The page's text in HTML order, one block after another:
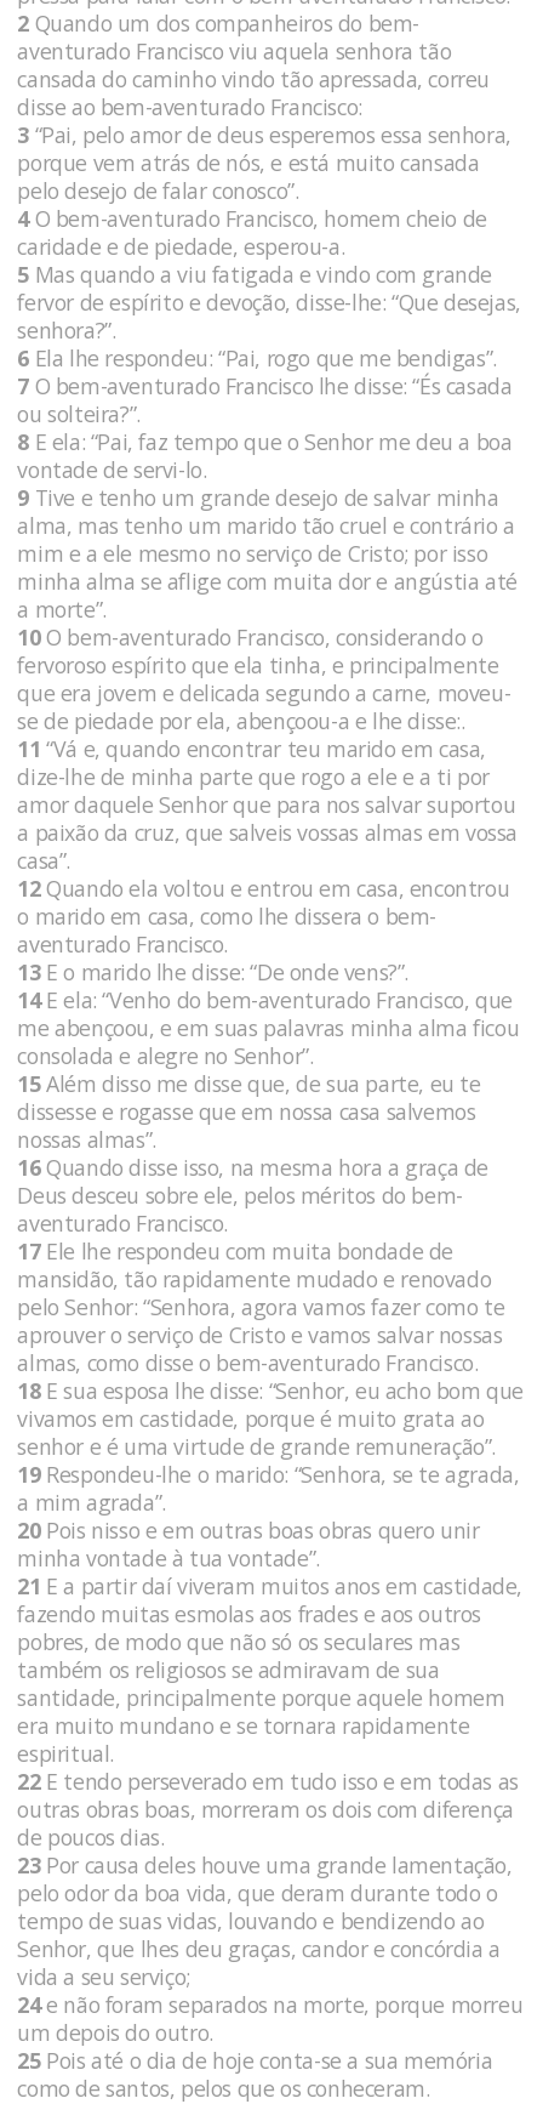
2 Quando um dos companheiros do bem-
aventurado Francisco viu aquela senhora tão
cansada do caminho vindo tão apressada, correu
disse ao bem-aventurado Francisco:
3 “Pai, pelo amor de deus esperemos essa senhora,
porque vem atrás de nós, e está muito cansada
pelo desejo de falar conosco”.
4O bem-aventurado Francisco, homem cheio de
caridade e de piedade, esperou-a.
5 Mas quando a viu fatigada e vindo com grande
fervor de espírito e devoção, disse-lhe: “Que desejas,
senhora?”.
6 Ela lhe respondeu: “Pai, rogo que me bendigas”.
7 O bem-aventurado Francisco lhe disse: “És casada
ou solteira?”.
8 E ela: “Pai, faz tempo que o Senhor me deu a boa
vontade de servi-lo.
9 Tive e tenho um grande desejo de salvar minha
alma, mas tenho um marido tão cruel e contrário a
mim e a ele mesmo no serviço de Cristo; por isso
minha alma se aflige com muita dor e angústia até
a morte”.
10O bem-aventurado Francisco, considerando o
fervoroso espírito que ela tinha, e principalmente
que era jovem e delicada segundo a carne, moveu-
se de piedade por ela, abençoou-a e lhe disse:.
11 “Vá e, quando encontrar teu marido em casa,
dize-lhe de minha parte que rogo a ele e a ti por
amor daquele Senhor que para nos salvar suportou
a paixão da cruz, que salveis vossas almas em vossa
casa”.
12Quando ela voltou e entrou em casa, encontrou
o marido em casa, como lhe dissera o bem-
aventurado Francisco.
13E o marido lhe disse: “De onde vens?”.
14E ela: “Venho do bem-aventurado Francisco, que
me abençoou, e em suas palavras minha alma ficou
consolada e alegre no Senhor”.
15Além disso me disse que, de sua parte, eu te
dissesse e rogasse que em nossa casa salvemos
nossas almas”.
16Quando disse isso, na mesma hora a graça de
Deus desceu sobre ele, pelos méritos do bem-
aventurado Francisco.
17Ele lhe respondeu com muita bondade de
mansidão, tão rapidamente mudado e renovado
pelo Senhor: “Senhora, agora vamos fazer como te
aprouver o serviço de Cristo e vamos salvar nossas
almas, como disse o bem-aventurado Francisco.
18E sua esposa lhe disse: “Senhor, eu acho bom que
vivamos em castidade, porque é muito grata ao
senhor e é uma virtude de grande remuneração”.
19Respondeu-lhe o marido: “Senhora, se te agrada,
a mim agrada”.
20Pois nisso e em outras boas obras quero unir
minha vontade à tua vontade”.
21 E a partir daí viveram muitos anos em castidade,
fazendo muitas esmolas aos frades e aos outros
pobres, de modo que não só os seculares mas
também os religiosos se admiravam de sua
santidade, principalmente porque aquele homem
era muito mundano e se tornara rapidamente
espiritual.
22E tendo perseverado em tudo isso e em todas as
outras obras boas, morreram os dois com diferença
de poucos dias.
23Por causa deles houve uma grande lamentação,
pelo odor da boa vida, que deram durante todo o
tempo de suas vidas, louvando e bendizendo ao
Senhor, que lhes deu graças, candor e concórdia a
vida a seu serviço;
24e não foram separados na morte, porque morreu
um depois do outro.
25Pois até o dia de hoje conta-se a sua memória
como de santos, pelos que os conheceram.